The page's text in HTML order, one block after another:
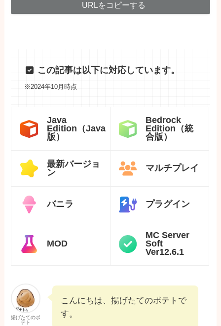
URLをコピーする
この記事は以下に対応しています。
※2024年10月時点
Java
Edition（Java
版）
Bedrock
Edition（統
合版）
最新バージョ
ン
マルチプレイ
バニラ プラグイン
MOD
MC Server
Soft
Ver12.6.1
揚げたてのポ
テト
こんにちは、揚げたてのポテトで
す。